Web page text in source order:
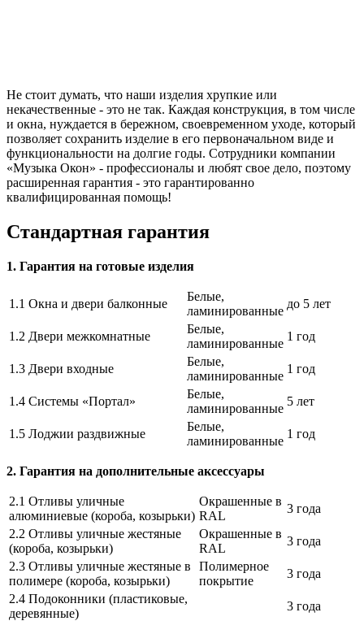
Не стоит думать, что наши изделия хрупкие или
некачественные - это не так. Каждая конструкция, в том числе
и окна, нуждается в бережном, своевременном уходе, который
позволяет сохранить изделие в его первоначальном виде и
функциональности на долгие годы. Сотрудники компании
«Музыка Окон» - профессионалы и любят свое дело, поэтому
расширенная гарантия - это гарантированно
квалифицированная помощь!
Стандартная гарантия
1. Гарантия на готовые изделия
1.1 Окна и двери балконные
Белые,
ламинированные
до 5 лет
1.2 Двери межкомнатные
Белые,
ламинированные
1 год
1.3 Двери входные
Белые,
ламинированные
1 год
1.4 Системы «Портал»
Белые,
ламинированные
5 лет
1.5 Лоджии раздвижные
Белые,
ламинированные
1 год
2. Гарантия на дополнительные аксессуары
2.1 Отливы уличные
алюминиевые (короба, козырьки)
Окрашенные в
RAL
3 года
2.2 Отливы уличные жестяные
(короба, козырьки)
Окрашенные в
RAL
3 года
2.3 Отливы уличные жестяные в
полимере (короба, козырьки)
Полимерное
покрытие
3 года
2.4 Подоконники (пластиковые,
деревянные)
3 года